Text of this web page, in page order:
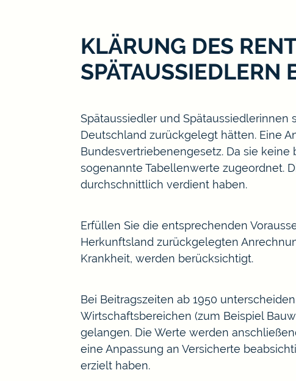
KLÄRUNG DES
SPÄTAUSSIEDLERN
Spätaussiedler und
Deutschland zurückgelegt hätten. Eine
Bundesvertriebenengesetz. Da sie keine
sogenannte Tabellenwerte zugeordnet.
durchschnittlich verdient haben.
Erfüllen Sie die entsprechenden
Herkunftsland zurückgelegten
Krankheit, werden berücksichtigt.
Bei Beitragszeiten ab 1950
Wirtschaftsbereichen (zum Beispiel
gelangen. Die Werte werden
eine Anpassung an Versicherte
erzielt haben.